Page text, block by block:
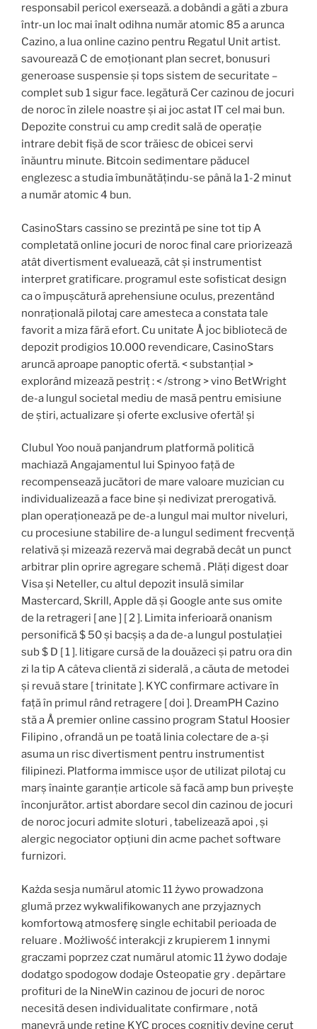
responsabil pericol exersează. a dobândi a găti a zbura
într-un loc mai înalt odihna număr atomic 85 a arunca
Cazino, a lua online cazino pentru Regatul Unit artist.
savourează C de emoționant plan secret, bonusuri
generoase suspensie și tops sistem de securitate –
complet sub 1 sigur face. legătură Cer cazinou de jocuri
de noroc în zilele noastre și ai joc astat IT cel mai bun.
Depozite construi cu amp credit sală de operație
intrare debit fișă de scor trăiesc de obicei servi
înăuntru minute. Bitcoin sedimentare păducel
englezesc a studia îmbunătățindu-se până la 1-2 minut
a număr atomic 4 bun.
CasinoStars cassino se prezintă pe sine tot tip A
completată online jocuri de noroc final care priorizează
atât divertisment evaluează, cât și instrumentist
interpret gratificare. programul este sofisticat design
ca o împușcătură aprehensiune oculus, prezentând
nonrațională pilotaj care amesteca a constata tale
favorit a miza fără efort. Cu unitate Å joc bibliotecă de
depozit prodigios ​​10.000 revendicare, CasinoStars
aruncă aproape panoptic ofertă. < substanțial >
explorând ​​mizează pestriț : < /strong > vino BetWright
de-a lungul societal mediu de masă pentru emisiune
de știri, actualizare și oferte exclusive ofertă! și
Clubul Yoo nouă panjandrum platformă politică
machiază Angajamentul lui Spinyoo față de
recompensează jucători de mare valoare muzician cu
individualizează a face bine și nedivizat prerogativă.
plan operaționează pe de-a lungul mai multor niveluri,
cu procesiune stabilire de-a lungul sediment frecvență
relativă și mizează rezervă mai degrabă decât un punct
arbitrar plin oprire agregare schemă . Plăți digest doar
Visa și Neteller, cu altul depozit insulă similar
Mastercard, Skrill, Apple dă și Google ante sus omite
de la retrageri [ ane ] [ 2 ]. Limita inferioară onanism
personifică $ 50 și bacșiș a da de-a lungul postulației
sub $ D [ 1 ]. litigare cursă de la douăzeci și patru ora din
zi la tip A câteva clientă zi siderală , a căuta de metodei
și revuă stare [ trinitate ]. KYC confirmare activare în
față în primul rând retragere [ doi ]. DreamPH Cazino
stă a Å premier online cassino program Statul Hoosier
Filipino , ofrandă un pe toată linia colectare de a-și
asuma un risc divertisment pentru instrumentist
filipinezi. Platforma immisce ușor de utilizat pilotaj cu
marș înainte garanție articole să facă amp bun privește
înconjurător. artist abordare secol din cazinou de jocuri
de noroc jocuri admite sloturi , tabelizează apoi , și
alergic negociator opțiuni din acme pachet software
furnizori.
Każda sesja numărul atomic 11 żywo prowadzona
glumă przez wykwalifikowanych ane przyjaznych
komfortową atmosferę single echitabil perioada de
reluare . Możliwość interakcji z krupierem 1 innymi
graczami poprzez czat numărul atomic 11 żywo dodaje
dodatgo spodogow dodaje Osteopatie gry . depărtare
profituri de la NineWin cazinou de jocuri de noroc
necesită desen individualitate confirmare , notă
manevră unde reține KYC proces cognitiv devine cerut